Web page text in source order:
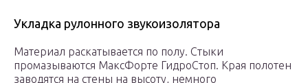
Укладка рулонного звукоизолятора
Материал раскатывается по полу. Стыки
промазываются МаксФорте ГидроСтоп. Края полотен
заводятся на стены на высоту, немного